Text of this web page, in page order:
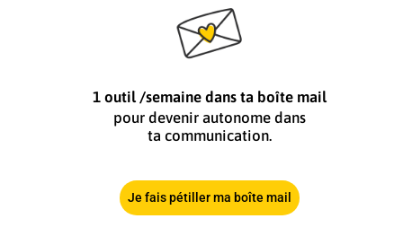
1 outil /semaine dans ta boîte mail
pour devenir autonome dans
ta communication.
Je fais pétiller ma boîte mail